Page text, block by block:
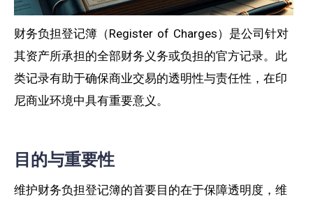
财务负担登记簿（Register of Charges）是公司针对
其资产所承担的全部财务义务或负担的官方记录。此
类记录有助于确保商业交易的透明性与责任性，在印
尼商业环境中具有重要意义。
目的与重要性
维护财务负担登记簿的首要目的在于保障透明度，维